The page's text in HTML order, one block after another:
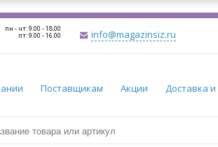
пн - чт: 9.00 - 18.00
пт: 9.00 - 16.00 info@magazinsiz.ru
Поставщикам Акции Доставка